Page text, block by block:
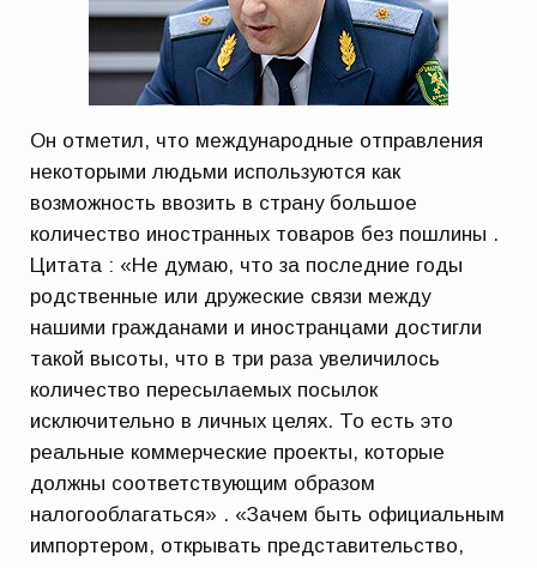
Он отметил, что международные отправления
некоторыми людьми используются как
возможность ввозить в страну большое
количество иностранных товаров без пошлины .
Цитата : «Не думаю, что за последние годы
родственные или дружеские связи между
нашими гражданами и иностранцами достигли
такой высоты, что в три раза увеличилось
количество пересылаемых посылок
исключительно в личных целях. То есть это
реальные коммерческие проекты, которые
должны соответствующим образом
налогооблагаться» . «Зачем быть официальным
импортером, открывать представительство,